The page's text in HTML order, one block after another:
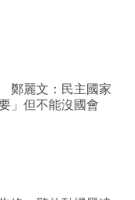
鄭麗文：民主國家
」但不能沒國會